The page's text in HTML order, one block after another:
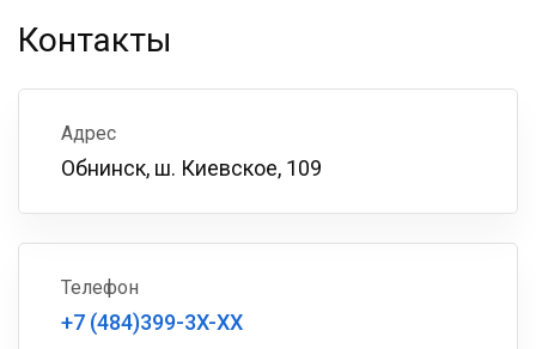
Контакты
Адрес
Обнинск, ш. Киевское, 109
Телефон
+7 (484)399-3X-XX